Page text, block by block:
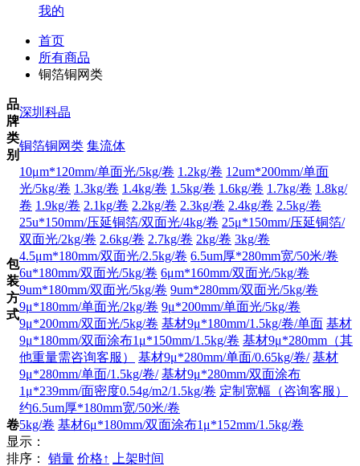
我的
首页
所有商品
铜箔铜网类
品
牌
深圳科晶
类
别
铜箔铜网类 集流体
包
装
方
式
10μm*120mm/单面光/5kg/卷 1.2kg/卷 12um*200mm/单面
光/5kg/卷 1.3kg/卷 1.4kg/卷 1.5kg/卷 1.6kg/卷 1.7kg/卷 1.8kg/
卷 1.9kg/卷 2.1kg/卷 2.2kg/卷 2.3kg/卷 2.4kg/卷 2.5kg/卷
25u*150mm/压延铜箔/双面光/4kg/卷 25μ*150mm/压延铜箔/
双面光/2kg/卷 2.6kg/卷 2.7kg/卷 2kg/卷 3kg/卷
4.5μm*180mm/双面光/2.5kg/卷 6.5um厚*280mm宽/50米/卷
6u*180mm/双面光/5kg/卷 6μm*160mm/双面光/5kg/卷
9um*180mm/双面光/5kg/卷 9um*280mm/双面光/5kg/卷
9μ*180mm/单面光/2kg/卷 9μ*200mm/单面光/5kg/卷
9μ*200mm/双面光/5kg/卷 基材9μ*180mm/1.5kg/卷/单面 基材
9μ*180mm/双面涂布1μ*150mm/1.5kg/卷 基材9μ*280mm（其
他重量需咨询客服）
基材9μ*280mm/单面/0.65kg/卷/ 基材
9μ*280mm/单面/1.5kg/卷/ 基材9μ*280mm/双面涂布
1μ*239mm/面密度0.54g/m2/1.5kg/卷 定制宽幅（咨询客服）
约6.5um厚*180mm宽/50米/卷
卷5kg/卷 基材6μ*180mm/双面涂布1μ*152mm/1.5kg/卷
显示：
排序：
销量 价格↑
上架时间